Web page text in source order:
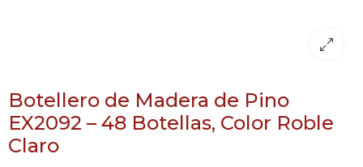
Botellero de Madera de Pino
EX2092 – 48 Botellas, Color Roble
Claro